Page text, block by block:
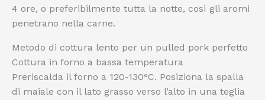
4 ore, o preferibilmente tutta la notte, così gli aromi
penetrano nella carne.
Metodo di cottura lento per un pulled pork perfetto
Cottura in forno a bassa temperatura
Preriscalda il forno a 120-130°C. Posiziona la spalla
di maiale con il lato grasso verso l’alto in una teglia